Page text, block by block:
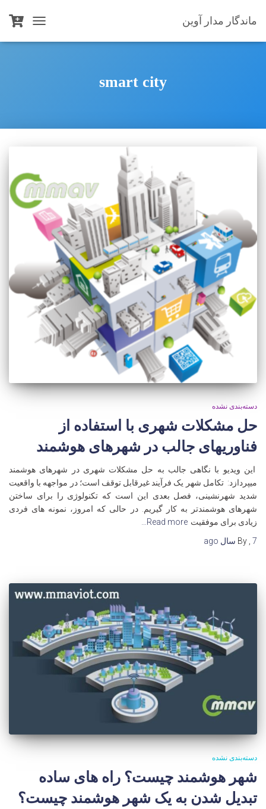
ماندگار مدار آوین
TOGGLE
NAVIGATION
smart city
دسته‌بندی نشده
حل مشکلات شهری با استفاده از
فناوریهای جالب در شهرهای هوشمند
این ویدیو با نگاهی جالب به حل مشکلات شهری در شهرهای هوشمند
میپردازد: تکامل شهر یک فرآیند غیرقابل توقف است؛ در مواجهه با واقعیت
شدید شهرنشینی، فصل بعدی این است که تکنولوژی را برای ساختن
شهرهای هوشمندتر به کار گیریم. در حالی که امروز، نمونه های فردی
زیادی برای موفقیت Read more…
By 7 سال
دسته‌بندی نشده
شهر هوشمند چیست؟ راه های ساده
تبدیل شدن به یک شهر هوشمند چیست؟